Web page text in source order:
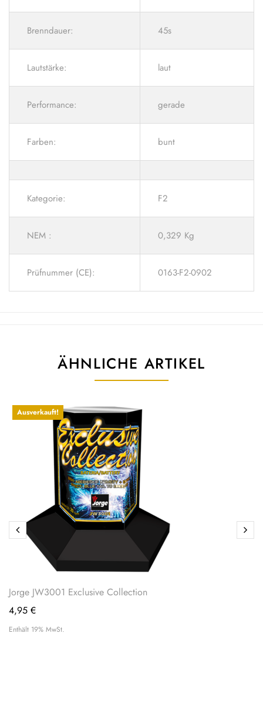
Brenndauer: 45s
Lautstärke: laut
Performance: gerade
Farben: bunt
Kategorie: F2
NEM : 0,329 Kg
Prüfnummer (CE): 0163-F2-0902
ÄHNLICHE ARTIKEL
Ausverkauft!
Jorge JW3001 Exclusive Collection
4,95 €
Enthält 19% MwSt.